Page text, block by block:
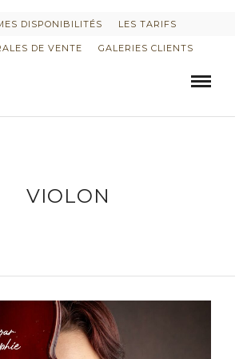
SUR LES PHOTOS
DISPONIBILITÉS LES TARIFS
DE VENTE GALERIES CLIENTS
VIOLON